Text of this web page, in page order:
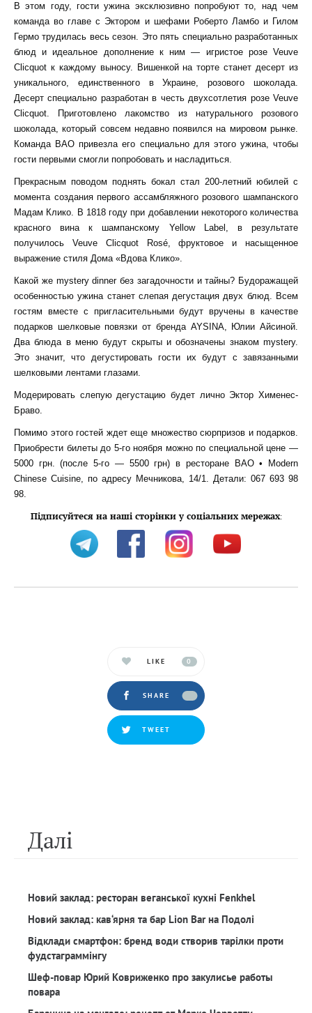
В этом году, гости ужина эксклюзивно попробуют то, над чем
команда во главе с Эктором и шефами Роберто Ламбо и Гилом
Гермо трудилась весь сезон. Это пять специально разработанных
блюд и идеальное дополнение к ним — игристое розе Veuve
Clicquot к каждому выносу. Вишенкой на торте станет десерт из
уникального, единственного в Украине, розового шоколада.
Десерт специально разработан в честь двухсотлетия розе Veuve
Clicquot. Приготовлено лакомство из натурального розового
шоколада, который совсем недавно появился на мировом рынке.
Команда ВАО привезла его специально для этого ужина, чтобы
гости первыми смогли попробовать и насладиться.
Прекрасным поводом поднять бокал стал 200-летний юбилей с
момента создания первого ассамбляжного розового шампанского
Мадам Клико. В 1818 году при добавлении некоторого количества
красного вина к шампанскому Yellow Label, в результате
получилось Veuve Clicquot Rosé, фруктовое и насыщенное
выражение стиля Дома «Вдова Клико».
Какой же mystery dinner без загадочности и тайны? Будоражащей
особенностью ужина станет слепая дегустация двух блюд. Всем
гостям вместе с пригласительными будут вручены в качестве
подарков шелковые повязки от бренда AYSINA, Юлии Айсиной.
Два блюда в меню будут скрыты и обозначены знаком mystery.
Это значит, что дегустировать гости их будут с завязанными
шелковыми лентами глазами.
Модерировать слепую дегустацию будет лично Эктор Хименес-
Браво.
Помимо этого гостей ждет еще множество сюрпризов и подарков.
Приобрести билеты до 5-го ноября можно по специальной цене —
5000 грн. (после 5-го — 5500 грн) в ресторане BAO • Modern
Chinese Cuisine, по адресу Мечникова, 14/1. Детали: 067 693 98
98.
Підписуйтеся на наші сторінки у соціальних мережах:
LIKE 0
SHARE
TWEET
Далi
Новий заклад: ресторан веганської кухні Fenkhel
Новий заклад: кав‘ярня та бар Lion Bar на Подолі
Відклади смартфон: бренд води створив тарілки проти
фудстаграммінгу
Шеф-повар Юрий Ковриженко про закулисье работы
повара